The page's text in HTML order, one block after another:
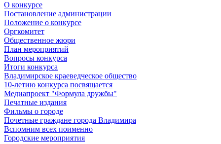
О конкурсе
Постановление администрации
Положение о конкурсе
Оргкомитет
Общественное жюри
План мероприятий
Вопросы конкурса
Итоги конкурса
Владимирское краеведческое общество
10-летию конкурса посвящается
Медиапроект "Формула дружбы"
Печатные издания
Фильмы о городе
Почетные граждане города Владимира
Вспомним всех поименно
Городские мероприятия